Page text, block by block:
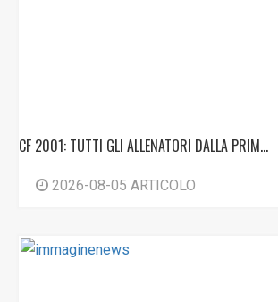
CF 2001: TUTTI GLI ALLENATORI DALLA PRIM...
2026-08-05 ARTICOLO